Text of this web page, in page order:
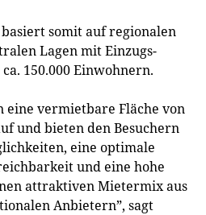
basiert somit auf regionalen
Lagen mit Einzugs­
150.000 Einwohnern.
eine vermietbare Fläche von
und bieten den Besuchern
eine optimale
und eine hohe
attraktiven Mietermix aus
Anbietern”, sagt